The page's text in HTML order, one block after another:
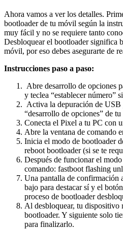
Ahora vamos a ver los detalles.
bootloader de tu móvil según la
muy fácil y no se requiere tanto
Desbloquear el bootloader significa
móvil, por eso debes asegurarte de
Instrucciones paso a paso:
Abre desarrollo de opciones
y teclea “establecer número”
Activa la depuración de
“desarrollo de opciones” de
Conecta el Pixel a tu PC con
Abre la ventana de comando
Inicia el modo de bootloader
reboot bootloader (si se te
Después de funcionar el
comando: fastboot flashing
Una pantalla de confirmación
bajo para destacar sí y el
proceso de bootloader
Al desbloquear, tu dispositivo
bootloader. Y siguiente solo
para finalizarlo.